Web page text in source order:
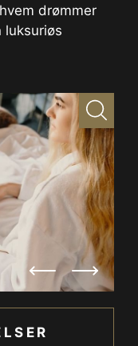
drømmer
luksuriøs